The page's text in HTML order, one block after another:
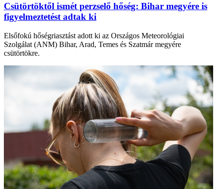
Csütörtöktől ismét perzselő hőség: Bihar megyére is
figyelmeztetést adtak ki
Elsőfokú hőségriasztást adott ki az Országos Meteorológiai
Szolgálat (ANM) Bihar, Arad, Temes és Szatmár megyére
csütörtökre.